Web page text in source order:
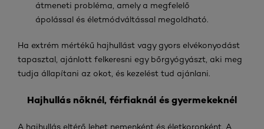
átmeneti probléma, amely a megfelelő
ápolással és életmódváltással megoldható.
Ha extrém mértékű hajhullást vagy gyors elvékonyodást
tapasztal, ajánlott felkeresni egy bőrgyógyászt, aki meg
tudja állapítani az okot, és kezelést tud ajánlani.
Hajhullás nőknél, férfiaknál és gyermekeknél
A hajhullás eltérő lehet nemenként és életkoronként. A